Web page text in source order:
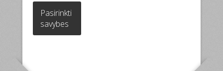
Pasirinkti
savybes
multiple